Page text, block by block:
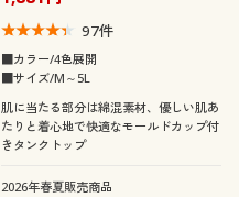
97件
■カラー/4色展開
■サイズ/M～5L
肌に当たる部分は綿混素材、優しい肌あ
たりと着心地で快適なモールドカップ付
きタンクトップ
2026年春夏販売商品